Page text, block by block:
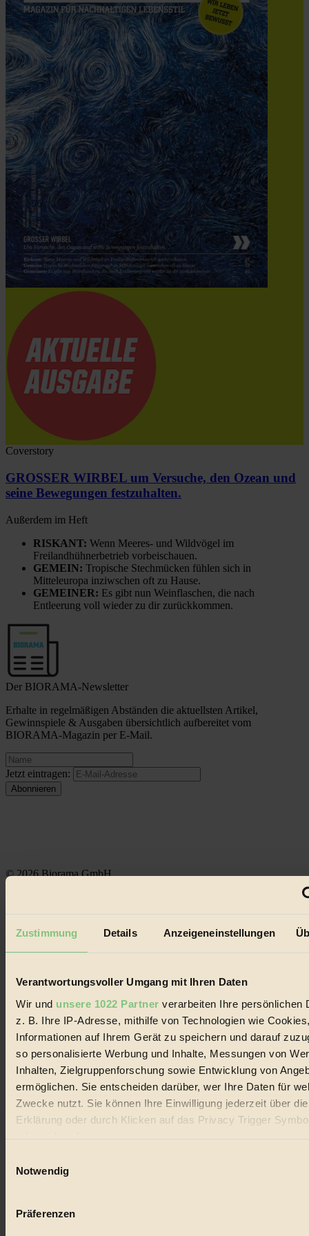
Zustimmung Details Anzeigeneinstellungen
Verantwortungsvoller Umgang mit Ihren Daten
Wir und unsere 1022 Partner verarbeiten Ihre persönlichen
z. B. Ihre IP-Adresse, mithilfe von Technologien wie
Informationen auf Ihrem Gerät zu speichern und darauf
so personalisierte Werbung und Inhalte, Messungen von
Inhalten, Zielgruppenforschung sowie Entwicklung von
ermöglichen. Sie entscheiden darüber, wer Ihre Daten für
Zwecke nutzt. Sie können Ihre Einwilligung jederzeit über
Erklärung oder durch Klicken auf das Privacy Trigger
oder widerrufen
Wenn Sie es erlauben, würden wir auch gerne:
Ihr Gerät durch aktives Scannen nach bestimmten
Notwendig
Präferenzen
Coverstory
GROSSER WIRBEL um Versuche, den Ozean und
seine Bewegungen festzuhalten.
Außerdem im Heft
RISKANT: Wenn Meeres- und Wildvögel im
Freilandhühnerbetrieb vorbeischauen.
GEMEIN: Tropische Stechmücken fühlen sich in
Mitteleuropa inziwschen oft zu Hause.
GEMEINER: Es gibt nun Weinflaschen, die nach
Entleerung voll wieder zu dir zurückkommen.
Der BIORAMA-Newsletter
Erhalte in regelmäßigen Abständen die aktuellsten Artikel,
Gewinnspiele & Ausgaben übersichtlich aufbereitet vom
BIORAMA-Magazin per E-Mail.
Jetzt eintragen:
© 2026 Biorama GmbH
Handels mit Bioprodukten, des Fair-Trade sowie der Branche
Social Media
22.601 Fans auf Facebook
3.415 Follower auf Twitter
Folge uns auf Instagram
Themen
Bio
Vegan